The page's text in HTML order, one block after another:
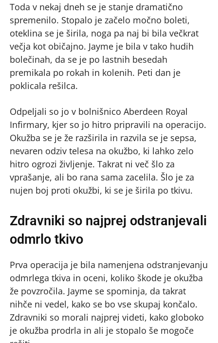
Toda v nekaj dneh se je stanje dramatično
spremenilo. Stopalo je začelo močno boleti,
oteklina se je širila, noga pa naj bi bila večkrat
večja kot običajno. Jayme je bila v tako hudih
bolečinah, da se je po lastnih besedah
premikala po rokah in kolenih. Peti dan je
poklicala rešilca.
Odpeljali so jo v bolnišnico Aberdeen Royal
Infirmary, kjer so jo hitro pripravili na operacijo.
Okužba se je že razširila in razvila se je sepsa,
nevaren odziv telesa na okužbo, ki lahko zelo
hitro ogrozi življenje. Takrat ni več šlo za
vprašanje, ali bo rana sama zacelila. Šlo je za
nujen boj proti okužbi, ki se je širila po tkivu.
Zdravniki so najprej odstranjevali
odmrlo tkivo
Prva operacija je bila namenjena odstranjevanju
odmrlega tkiva in oceni, koliko škode je okužba
že povzročila. Jayme se spominja, da takrat
nihče ni vedel, kako se bo vse skupaj končalo.
Zdravniki so morali najprej videti, kako globoko
je okužba prodrla in ali je stopalo še mogoče